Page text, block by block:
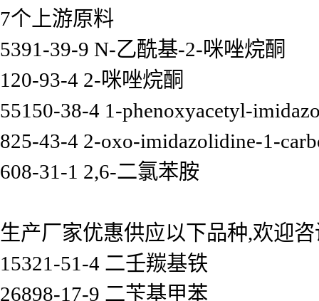
7个上游原料
5391-39-9 N-乙酰基-2-咪唑烷酮
120-93-4 2-咪唑烷酮
55150-38-4 1-phenoxyacetyl-
825-43-4 2-oxo-imidazolidine-1-
608-31-1 2,6-二氯苯胺
生产厂家优惠供应以下品种,欢迎
15321-51-4 二壬羰基铁
26898-17-9 二苄基甲苯